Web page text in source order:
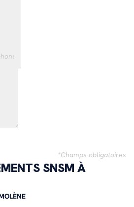
*Champs obligatoires
SNSM À